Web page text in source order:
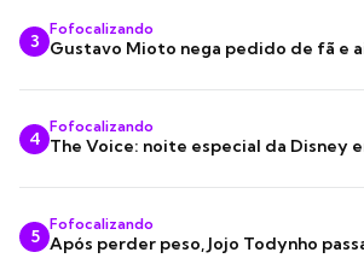
3
Fofocalizando
Gustavo Mioto nega pedido de fã e
4
Fofocalizando
The Voice: noite especial da Disney
5
Fofocalizando
Após perder peso, Jojo Todynho